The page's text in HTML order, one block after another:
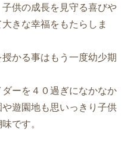
供の成長を見守る喜びや
きな幸福をもたらしま
かる事はもう一度幼少期
ーを４０過ぎになかなか
遊園地も思いっきり子供
です。